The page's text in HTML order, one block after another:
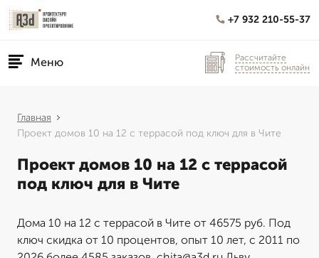
+7 932 210-55-37
Меню
Рассчитайте
стоимость онлайн
Главная
Проект домов 10 на 12 с террасой под ключ для в Чите
Проект домов 10 на 12 с террасой
под ключ для в Чите
Дома 10 на 12 с террасой в Чите от 46575 руб. Под
ключ скидка от 10 процентов, опыт 10 лет, с 2011 по